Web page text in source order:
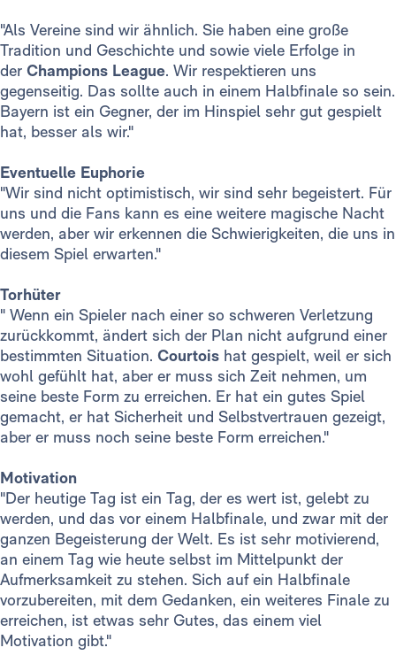
"Als Vereine sind wir ähnlich. Sie haben eine große
Tradition und Geschichte und sowie viele Erfolge in
der Champions League. Wir respektieren uns
gegenseitig. Das sollte auch in einem Halbfinale so sein.
Bayern ist ein Gegner, der im Hinspiel sehr gut gespielt
hat, besser als wir."
Eventuelle Euphorie
"Wir sind nicht optimistisch, wir sind sehr begeistert. Für
uns und die Fans kann es eine weitere magische Nacht
werden, aber wir erkennen die Schwierigkeiten, die uns in
diesem Spiel erwarten."
Torhüter
" Wenn ein Spieler nach einer so schweren Verletzung
zurückkommt, ändert sich der Plan nicht aufgrund einer
bestimmten Situation. Courtois hat gespielt, weil er sich
wohl gefühlt hat, aber er muss sich Zeit nehmen, um
seine beste Form zu erreichen. Er hat ein gutes Spiel
gemacht, er hat Sicherheit und Selbstvertrauen gezeigt,
aber er muss noch seine beste Form erreichen."
Motivation
"Der heutige Tag ist ein Tag, der es wert ist, gelebt zu
werden, und das vor einem Halbfinale, und zwar mit der
ganzen Begeisterung der Welt. Es ist sehr motivierend,
an einem Tag wie heute selbst im Mittelpunkt der
Aufmerksamkeit zu stehen. Sich auf ein Halbfinale
vorzubereiten, mit dem Gedanken, ein weiteres Finale zu
erreichen, ist etwas sehr Gutes, das einem viel
Motivation gibt."